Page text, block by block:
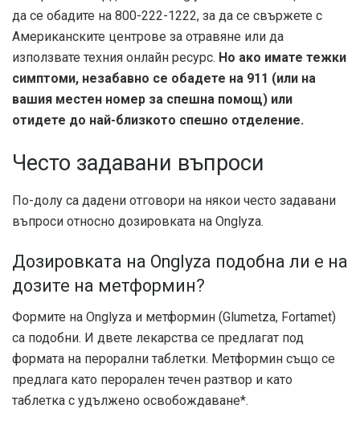
да се обадите на 800-222-1222, за да се свържете с
Американските центрове за отравяне или да
използвате техния онлайн ресурс. Но ако имате тежки
симптоми, незабавно се обадете на 911 (или на
вашия местен номер за спешна помощ) или
отидете до най-близкото спешно отделение.
Често задавани въпроси
По-долу са дадени отговори на някои често задавани
въпроси относно дозировката на Onglyza.
Дозировката на Onglyza подобна ли е на
дозите на метформин?
Формите на Onglyza и метформин (Glumetza, Fortamet)
са подобни. И двете лекарства се предлагат под
формата на перорални таблетки. Метформин също се
предлага като перорален течен разтвор и като
таблетка с удължено освобождаване*.